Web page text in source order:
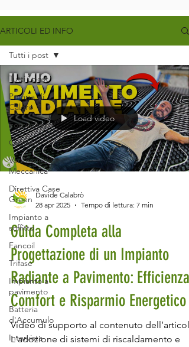
ARTICOLI ED INFO
Tutti i post
Pompa di
Calore
Fotovoltaico
Cantieri
Ventilazione
Meccanica
Direttiva Case
Green
Impianto a
soffitto
Fancoil
Trifase
Impianto a
pavimento
Batteria
d'Accumulo
Intervista
Tutti i post
Load video
Davide Calabrò
28 apr 2025
Tempo di lettura: 7 min
Guida Completa alla
Progettazione di un Impianto
Radiante a Pavimento: Efficienza,
Comfort e Risparmio Energetico
Video di supporto al contenuto
L'adozione di sistemi di riscaldamento e